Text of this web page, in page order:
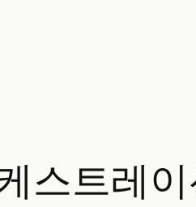
스트레